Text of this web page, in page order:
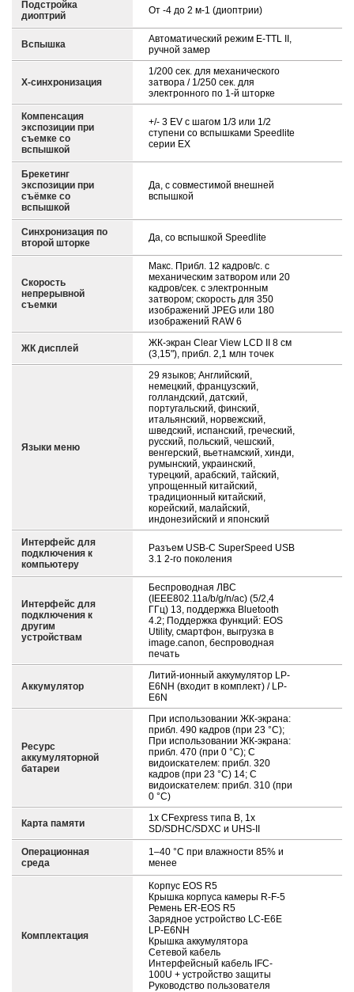
Подстройка
диоптрий
От -4 до 2 м-1 (диоптрии)
Вспышка
Автоматический режим E-TTL II,
ручной замер
X-синхронизация
1/200 сек. для механического
затвора / 1/250 сек. для
электронного по 1-й шторке
Компенсация
экспозиции при
съемке со
вспышкой
+/- 3 EV с шагом 1/3 или 1/2
ступени со вспышками Speedlite
серии EX
Брекетинг
экспозиции при
съёмке со
вспышкой
Да, с совместимой внешней
вспышкой
Синхронизация по
второй шторке
Да, со вспышкой Speedlite
Скорость
непрерывной
съемки
Макс. Прибл. 12 кадров/с. с
механическим затвором или 20
кадров/сек. с электронным
затвором; скорость для 350
изображений JPEG или 180
изображений RAW 6
ЖК дисплей
ЖК-экран Clear View LCD II 8 см
(3,15"), прибл. 2,1 млн точек
Языки меню
29 языков; Английский,
немецкий, французский,
голландский, датский,
португальский, финский,
итальянский, норвежский,
шведский, испанский, греческий,
русский, польский, чешский,
венгерский, вьетнамский, хинди,
румынский, украинский,
турецкий, арабский, тайский,
упрощенный китайский,
традиционный китайский,
корейский, малайский,
индонезийский и японский
Интерфейс для
подключения к
компьютеру
Разъем USB-C SuperSpeed USB
3.1 2-го поколения
Интерфейс для
подключения к
другим
устройствам
Беспроводная ЛВС
(IEEE802.11a/b/g/n/ac) (5/2,4
ГГц) 13, поддержка Bluetooth
4.2; Поддержка функций: EOS
Utility, смартфон, выгрузка в
image.canon, беспроводная
печать
Аккумулятор
Литий-ионный аккумулятор LP-
E6NH (входит в комплект) / LP-
E6N
Ресурс
аккумуляторной
батареи
При использовании ЖК-экрана:
прибл. 490 кадров (при 23 °C);
При использовании ЖК-экрана:
прибл. 470 (при 0 °C); С
видоискателем: прибл. 320
кадров (при 23 °C) 14; С
видоискателем: прибл. 310 (при
0 °C)
Карта памяти
1x CFexpress типа B, 1x
SD/SDHC/SDXC и UHS-II
Операционная
среда
1–40 °C при влажности 85% и
менее
Комплектация
Корпус EOS R5
Крышка корпуса камеры R-F-5
Ремень ER-EOS R5
Зарядное устройство LC-E6E
LP-E6NH
Крышка аккумулятора
Сетевой кабель
Интерфейсный кабель IFC-
100U + устройство защиты
Руководство пользователя